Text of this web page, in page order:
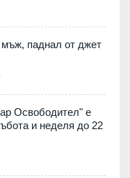
паднал от джет
Освободител" е
и неделя до 22